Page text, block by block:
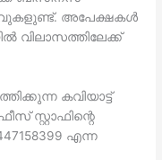
അപേക്ഷകൾ
വിലാസത്തിലേക്ക്
കവിയാട്ട്
സ്റ്റാഫിന്റെ
എന്ന